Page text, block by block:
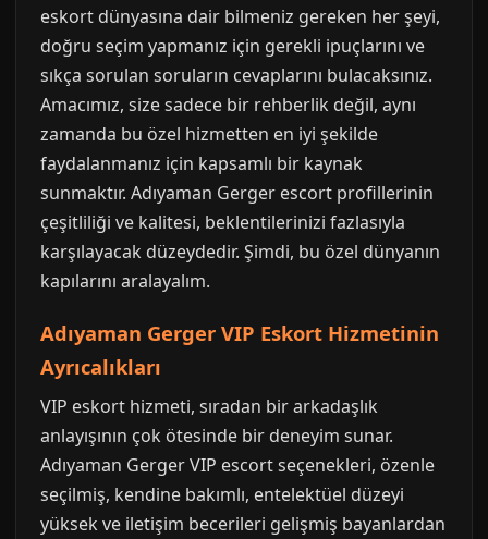
eskort dünyasına dair bilmeniz gereken her şeyi,
doğru seçim yapmanız için gerekli ipuçlarını ve
sıkça sorulan soruların cevaplarını bulacaksınız.
Amacımız, size sadece bir rehberlik değil, aynı
zamanda bu özel hizmetten en iyi şekilde
faydalanmanız için kapsamlı bir kaynak
sunmaktır. Adıyaman Gerger escort profillerinin
çeşitliliği ve kalitesi, beklentilerinizi fazlasıyla
karşılayacak düzeydedir. Şimdi, bu özel dünyanın
kapılarını aralayalım.
Adıyaman Gerger VIP Eskort Hizmetinin
Ayrıcalıkları
VIP eskort hizmeti, sıradan bir arkadaşlık
anlayışının çok ötesinde bir deneyim sunar.
Adıyaman Gerger VIP escort seçenekleri, özenle
seçilmiş, kendine bakımlı, entelektüel düzeyi
yüksek ve iletişim becerileri gelişmiş bayanlardan